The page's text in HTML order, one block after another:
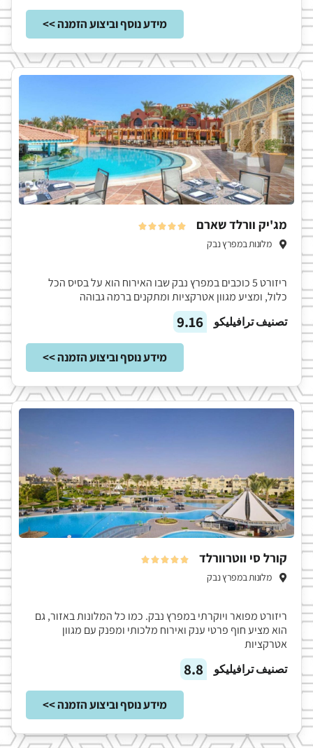
מידע נוסף וביצוע הזמנה >>
מג'יק וורלד שארם 




מלונות במפרץ נבק
ריזורט 5 כוכבים במפרץ נבק שבו האירוח הוא על בסיס הכל
כלול, ומציע מגוון אטרקציות ומתקנים ברמה גבוהה
تصنيف ترافيليكو
9.16
מידע נוסף וביצוע הזמנה >>
קורל סי ווטרוורלד 




מלונות במפרץ נבק
ריזורט מפואר ויוקרתי במפרץ נבק. כמו כל המלונות באזור, גם
הוא מציע חוף פרטי ענק ואירוח מלכותי ומפנק עם מגוון
אטרקציות
تصنيف ترافيليكو
8.8
מידע נוסף וביצוע הזמנה >>